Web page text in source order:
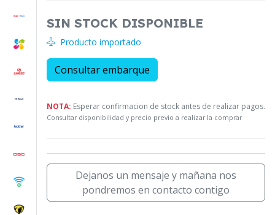
SIN STOCK DISPONIBLE
Producto importado
Consultar embarque
NOTA: Esperar confirmacion de stock antes de realizar pagos.
Consultar disponibilidad y precio previo a realizar la comprar
Dejanos un mensaje y mañana nos
pondremos en contacto contigo